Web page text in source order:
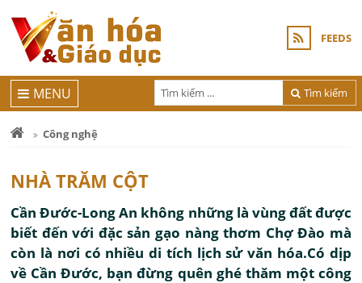
FEEDS
Tìm kiếm
MENU
Công nghệ
NHÀ TRĂM CỘT
Cần Đước-Long An không những là vùng đất được
biết đến với đặc sản gạo nàng thơm Chợ Đào mà
còn là nơi có nhiều di tích lịch sử văn hóa.Có dịp
về Cần Đước, bạn đừng quên ghé thăm một công